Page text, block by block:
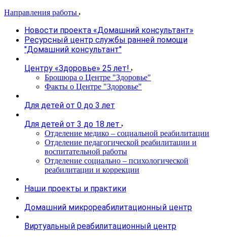
Направления работы
Новости проекта «Домашний консультант»
Ресурсный центр службы ранней помощи
"Домашний консультант"
Центру «Здоровье» 25 лет!
Брошюра о Центре "Здоровье"
Факты о Центре "Здоровье"
Для детей от 0 до 3 лет
Для детей от 3 до 18 лет
Отделение медико – социальной реабилитации
Отделение педагогической реабилитации и
воспитательной работы
Отделение социально – психологической
реабилитации и коррекции
Наши проекты и практики
Домашний микрореабилитационный центр
Виртуальный реабилитационный центр